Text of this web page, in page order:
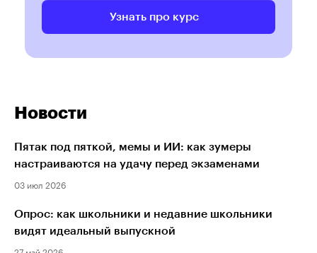
Узнать про курс
Новости
Пятак под пяткой, мемы и ИИ: как зумеры
настраиваются на удачу перед экзаменами
03 июл 2026
Опрос: как школьники и недавние школьники
видят идеальный выпускной